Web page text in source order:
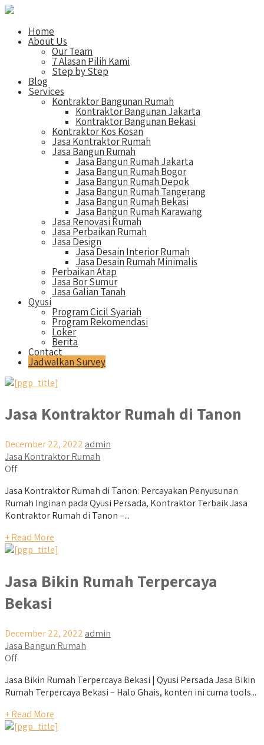
Home
About Us
Our Team
7 Alasan Pilih Kami
Step by Step
Blog
Services
Kontraktor Bangunan Rumah
Kontraktor Bangunan Jakarta
Kontraktor Bangunan Bekasi
Kontraktor Kos Kosan
Jasa Kontraktor Rumah
Jasa Bangun Rumah
Jasa Bangun Rumah Jakarta
Jasa Bangun Rumah Bogor
Jasa Bangun Rumah Depok
Jasa Bangun Rumah Tangerang
Jasa Bangun Rumah Bekasi
Jasa Bangun Rumah Karawang
Jasa Renovasi Rumah
Jasa Perbaikan Rumah
Jasa Design
Jasa Desain Interior Rumah
Jasa Desain Rumah Minimalis
Perbaikan Atap
Jasa Bor Sumur
Jasa Galian Tanah
Qyusi
Program Cicil Syariah
Program Rekomendasi
Loker
Berita
Contact
Jadwalkan Survey
Jasa Kontraktor Rumah di Tanon
December 22, 2022 admin
Jasa Kontraktor Rumah
Off
Jasa Kontraktor Rumah di Tanon: Percayakan Penyusunan
Rumah Inginan pada Qyusi Persada, Kontraktor Terbaik Jasa
Kontraktor Rumah di Tanon –...
+ Read More
Jasa Bikin Rumah Terpercaya
Bekasi
December 22, 2022 admin
Jasa Bangun Rumah
Off
Jasa Bikin Rumah Terpercaya Bekasi | Qyusi Persada Jasa Bikin
Rumah Terpercaya Bekasi – Halo Ghais, konten ini cuma tools...
+ Read More